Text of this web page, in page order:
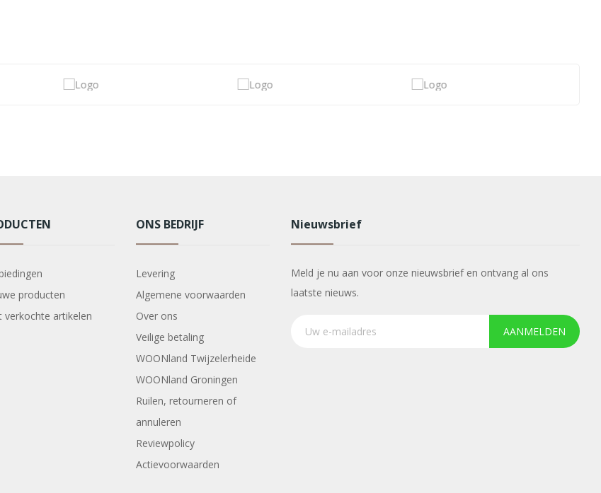
producten
verkochte artikelen
ONS BEDRIJF
Levering
Algemene voorwaarden
Over ons
Veilige betaling
WOONland Twijzelerheide
WOONland Groningen
Ruilen, retourneren of
annuleren
Reviewpolicy
Actievoorwaarden
Nieuwsbrief
Meld je nu aan voor onze nieuwsbrief en ontvang al ons
laatste nieuws.
AANMELDEN